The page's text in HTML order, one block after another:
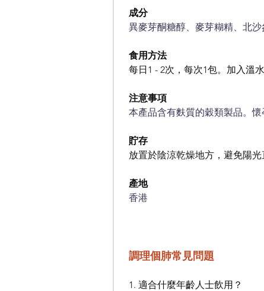
成分
異麥芽酮糖醇、麥芽糊精、北
食用方法
每日1 - 2次，每次1包。加入溫
注意事項
本產品含有麩質的穀類製品。
貯存
放置於陰涼乾燥地方，避免陽光
產地
香港
調理個肺常見問題
1. 適合什麼年齡人士飲用？